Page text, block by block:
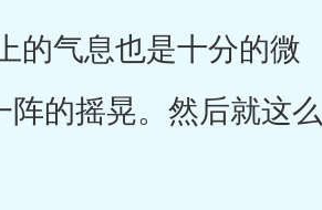
气息也是十分的微
的摇晃。然后就这么